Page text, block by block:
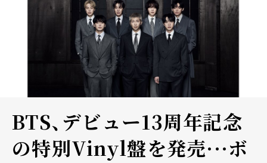
BTS、デビュー13周年記念
の特別Vinyl盤を発売···ボ